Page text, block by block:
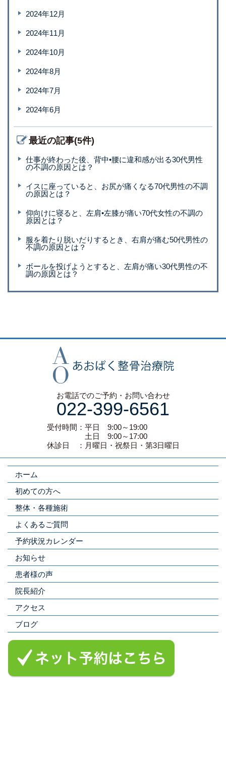
2024年12月
2024年11月
2024年10月
2024年8月
2024年7月
2024年6月
最近の記事(5件)
仕事が終わった後、背中•腰に違和感が出る30代男性
の不調の原因とは？
イスに座っていると、お尻が痛くなる70代男性の不調
の原因とは？
仰向けに寝ると、左肩•左膝が痛い70代女性の不調の
原因とは？
服を着たり脱いだりするとき、右肩が痛む50代男性の
不調の原因とは？
ボールを投げようとすると、左肩が痛い30代男性の不
調の原因とは？
お電話でのご予約・お問い合わせ
022-399-6561
受付時間：平日 9:00～19:00
土日 9:00～17:00
休診日 ：月曜日・祝祭日・第3日曜日
ホーム
初めての方へ
整体・各種施術
よくあるご質問
予約状況カレンダー
お知らせ
患者様の声
院長紹介
アクセス
ブログ